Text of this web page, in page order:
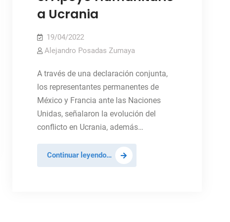
a Ucrania
19/04/2022
Alejandro Posadas Zumaya
A través de una declaración conjunta,
los representantes permanentes de
México y Francia ante las Naciones
Unidas, señalaron la evolución del
conflicto en Ucrania, además…
Continuar leyendo…México
y